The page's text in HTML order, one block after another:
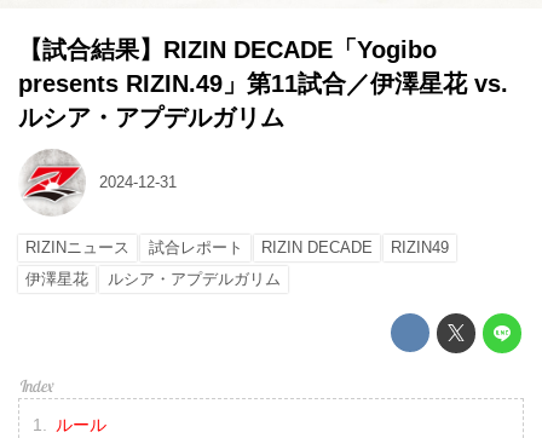
【試合結果】RIZIN DECADE「Yogibo
presents RIZIN.49」第11試合／伊澤星花 vs.
ルシア・アプデルガリム
2024-12-31
RIZINニュース 試合レポート RIZIN DECADE
RIZIN49
伊澤星花
ルシア・アプデルガリム
ルール